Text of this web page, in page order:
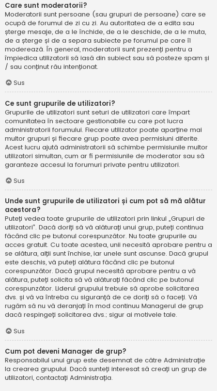
Care sunt moderatorii?
Moderatorii sunt persoane (sau grupuri de persoane) care se
ocupă de forumul de zi cu zi. Au autoritatea de a edita sau
șterge mesaje, de a le închide, de a le deschide, de a le muta,
de a șterge și de a separa subiecte pe forumul pe care îl
moderează. În general, moderatorii sunt prezenți pentru a
împiedica utilizatorii să iasă din subiect sau să posteze spam și
/ sau conținut rău intenționat.
Sus
Ce sunt grupurile de utilizatori?
Grupurile de utilizatori sunt seturi de utilizatori care împart
comunitatea în sectoare gestionabile cu care pot lucra
administratorii forumului. Fiecare utilizator poate aparține mai
multor grupuri și fiecare grup poate avea permisiuni diferite.
Acest lucru ajută administratorii să schimbe permisiunile multor
utilizatori simultan, cum ar fi permisiunile de moderator sau să
garanteze accesul la forumuri private pentru utilizatori.
Sus
Unde sunt grupurile de utilizatori și cum pot să mă alătur
acestora?
Puteți vedea toate grupurile de utilizatori prin linkul „Grupuri de
utilizatori”. Dacă doriți să vă alăturați unui grup, puteți continua
făcând clic pe butonul corespunzător. Nu toate grupurile au
acces gratuit. Cu toate acestea, unii necesită aprobare pentru a
se alătura, alții sunt închise, iar unele sunt ascunse. Dacă grupul
este deschis, vă puteți alătura făcând clic pe butonul
corespunzător. Dacă grupul necesită aprobare pentru a vă
alătura, puteți solicita să vă alăturați făcând clic pe butonul
corespunzător. Liderul grupului trebuie să aprobe solicitarea
dvs. și vă va întreba cu siguranță de ce doriți să o faceți. Vă
rugăm să nu vă deranjați în mod continuu Managerul de grup
dacă respingeți solicitarea dvs.; sigur ai motivele tale.
Sus
Cum pot deveni Manager de grup?
Responsabilul unui grup este desemnat de către Administrație
la crearea grupului. Dacă sunteți interesat să creați un grup de
utilizatori, contactați Administrația.